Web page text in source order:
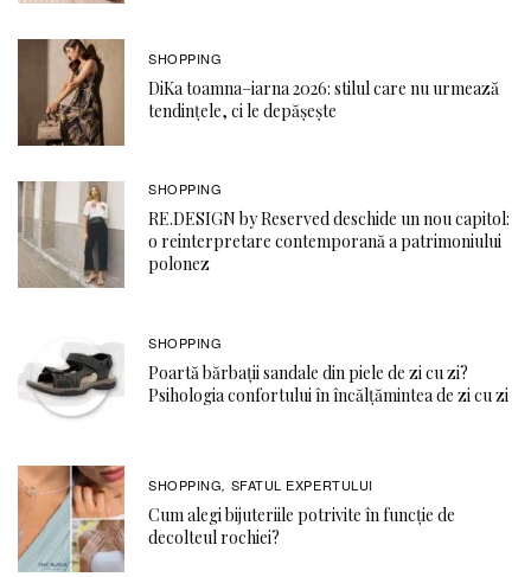
SHOPPING
DiKa toamna–iarna 2026: stilul care nu urmează
tendințele, ci le depășește
SHOPPING
RE.DESIGN by Reserved deschide un nou capitol:
o reinterpretare contemporană a patrimoniului
polonez
SHOPPING
Poartă bărbații sandale din piele de zi cu zi?
Psihologia confortului în încălțămintea de zi cu zi
SHOPPING, SFATUL EXPERTULUI
Cum alegi bijuteriile potrivite în funcție de
decolteul rochiei?